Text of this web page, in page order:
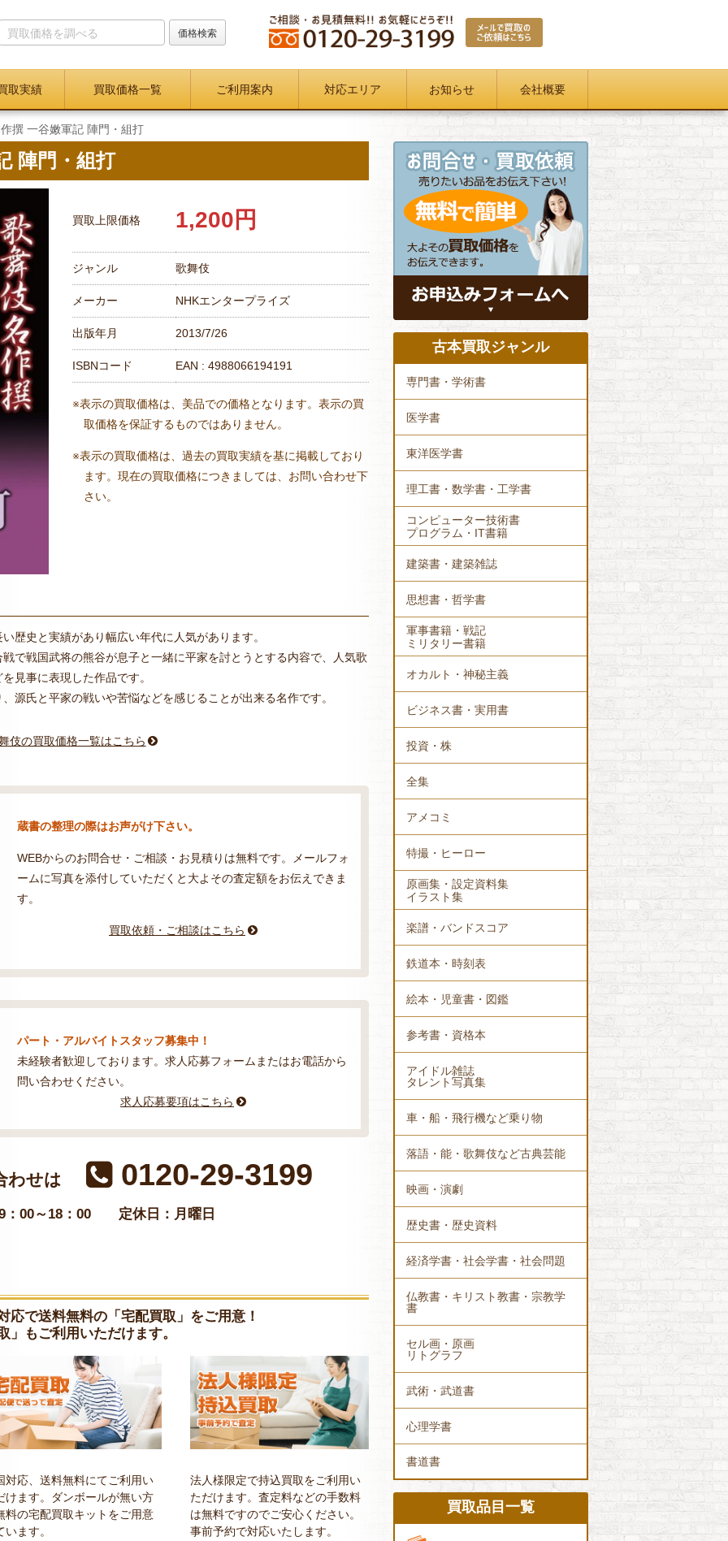
取実績 買取価格一覧 ご利用案内 対応エリア お知らせ 会社概要
撰 一谷嫩軍記 陣門・組打
陣門・組打
買取上限価格 1,200円
ジャンル 歌舞伎
メーカー NHKエンタープライズ
出版年月 2013/7/26
ISBNコード EAN : 4988066194191
※表示の買取価格は、美品での価格となります。表示の買
取価格を保証するものではありません。
※表示の買取価格は、過去の買取実績を基に掲載しており
ます。現在の買取価格につきましては、お問い合わせ下
さい。
歴史と実績があり幅広い年代に人気があります。
で戦国武将の熊谷が息子と一緒に平家を討とうとする内容で、人気歌
見事に表現した作品です。
源氏と平家の戦いや苦悩などを感じることが出来る名作です。
伎の買取価格一覧はこちら
蔵書の整理の際はお声がけ下さい。
WEBからのお問合せ・ご相談・お見積りは無料です。メールフォ
ームに写真を添付していただくと大よその査定額をお伝えできま
す。
買取依頼・ご相談はこちら
パート・アルバイトスタッフ募集中！
未経験者歓迎しております。求人応募フォームまたはお電話から
問い合わせください。
求人応募要項はこちら
わせは 0120-29-3199
：00～18：00 定休日：月曜日
で送料無料の「宅配買取」をご用意！
もご利用いただけます。
対応、送料無料にてご利用い
けます。ダンボールが無い方
料の宅配買取キットをご用意
います。
法人様限定で持込買取をご利用い
ただけます。査定料などの手数料
は無料ですのでご安心ください。
事前予約で対応いたします。
古本買取ジャンル
専門書・学術書
医学書
東洋医学書
理工書・数学書・工学書
コンピューター技術書
プログラム・IT書籍
建築書・建築雑誌
思想書・哲学書
軍事書籍・戦記
ミリタリー書籍
オカルト・神秘主義
ビジネス書・実用書
投資・株
全集
アメコミ
特撮・ヒーロー
原画集・設定資料集
イラスト集
楽譜・バンドスコア
鉄道本・時刻表
絵本・児童書・図鑑
参考書・資格本
アイドル雑誌
タレント写真集
車・船・飛行機など乗り物
落語・能・歌舞伎など古典芸能
映画・演劇
歴史書・歴史資料
経済学書・社会学書・社会問題
仏教書・キリスト教書・宗教学
書
セル画・原画
リトグラフ
武術・武道書
心理学書
書道書
買取品目一覧